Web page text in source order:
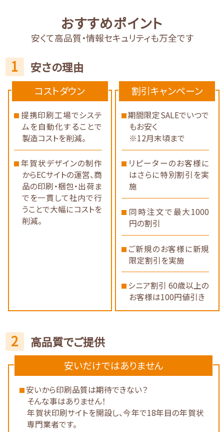
おすすめポイント
安くて高品質・情報セキュリティも万全です
1 安さの理由
コストダウン
提携印刷工場でシステ
ムを自動化することで
製造コストを削減。
年賀状デザインの制作
からECサイトの運営、商
品の印刷・梱包・出荷ま
でを一貫して社内で行
うことで大幅にコストを
削減。
割引キャンペーン
期間限定SALEでいつで
もお安く
※12月末頃まで
リピーターのお客様に
はさらに特別割引を実
施
同時注文で最大1000
円の割引
ご新規のお客様に新規
限定割引を実施
シニア割引 60歳以上の
お客様は100円値引き
2 高品質でご提供
安いだけではありません
安いから印刷品質は期待できない？
そんな事はありません！
年賀状印刷サイトを開設し、今年で18年目の年賀状
専門業者です。